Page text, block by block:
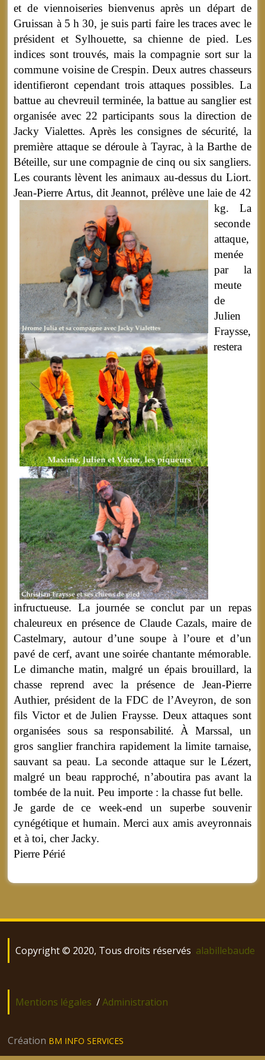
et de viennoiseries bienvenus après un départ de
Gruissan à 5 h 30, je suis parti faire les traces avec le
président et Sylhouette, sa chienne de pied. Les
indices sont trouvés, mais la compagnie sort sur la
commune voisine de Crespin. Deux autres chasseurs
identifieront cependant trois attaques possibles. La
battue au chevreuil terminée, la battue au sanglier est
organisée avec 22 participants sous la direction de
Jacky Vialettes. Après les consignes de sécurité, la
première attaque se déroule à Tayrac, à la Barthe de
Béteille, sur une compagnie de cinq ou six sangliers.
Les courants lèvent les animaux au-dessus du Liort.
Jean-Pierre Artus, dit Jeannot, prélève une laie de 42
kg. La
seconde
attaque,
menée
par la
meute
de
Julien
Fraysse,
restera
infructueuse. La journée se conclut par un repas
chaleureux en présence de Claude Cazals, maire de
Castelmary, autour d’une soupe à l’oure et d’un
pavé de cerf, avant une soirée chantante mémorable.
Le dimanche matin, malgré un épais brouillard, la
chasse reprend avec la présence de Jean-Pierre
Authier, président de la FDC de l’Aveyron, de son
fils Victor et de Julien Fraysse. Deux attaques sont
organisées sous sa responsabilité. À Marssal, un
gros sanglier franchira rapidement la limite tarnaise,
sauvant sa peau. La seconde attaque sur le Lézert,
malgré un beau rapproché, n’aboutira pas avant la
tombée de la nuit. Peu importe : la chasse fut belle.
Je garde de ce week-end un superbe souvenir
cynégétique et humain. Merci aux amis aveyronnais
et à toi, cher Jacky.
Pierre Périé
Copyright © 2020, Tous droits réservés alabillebaude
Mentions légales /Administration
Création BM INFO SERVICES